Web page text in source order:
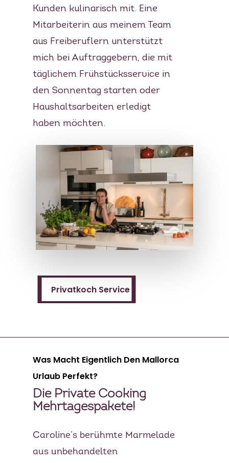
Kunden kulinarisch mit. Eine
Mitarbeiterin aus meinem Team
aus Freiberuflern unterstützt
mich bei Auftraggebern, die mit
täglichem Frühstücksservice in
den Sonnentag starten oder
Haushaltsarbeiten erledigt
haben möchten.
Privatkoch Service
Privatkoch Service
Was Macht Eigentlich Den Mallorca
Urlaub Perfekt?
Die Private Cooking
Mehrtagespakete!
Caroline’s berühmte Marmelade
aus unbehandelten
Private Cooking
Mallorca
KOCHBUCH
PRIVATKÖCHIN
FOOD TOUREN
KONTAKT